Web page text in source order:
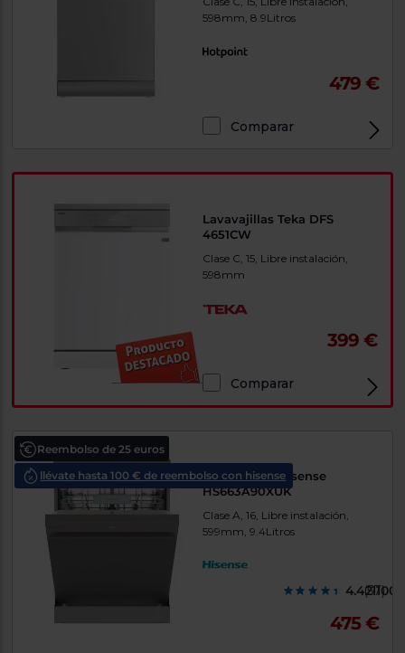
598mm, 8.9Litros
479 €
Comparar
Lavavajillas Teka DFS
4651CW
Clase C, 15, Libre instalación,
598mm
399 €
Comparar
Reembolso de 25 euros
llévate hasta 100 € de reembolso con hisense
Lavavajillas Hisense
HS663A90XUK
Clase A, 16, Libre instalación,
599mm, 9.4Litros
4.4211000
(57)
475 €